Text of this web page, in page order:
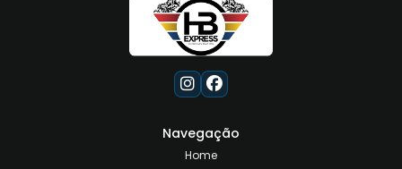
Navegação
Home